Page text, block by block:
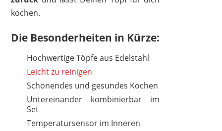
kochen.
Die Besonderheiten in Kürze:
Hochwertige Töpfe aus Edelstahl
Leicht zu reinigen
Schonendes und gesundes Kochen
Untereinander kombinierbar im
Set
Temperatursensor im Inneren